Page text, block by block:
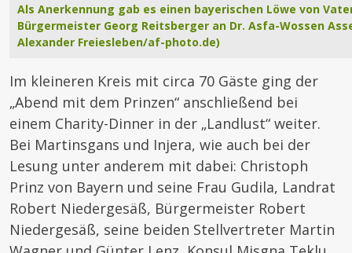
Als Anerkennung gab es einen bayerischen Löwe von
Bürgermeister Georg Reitsberger an Dr. Asfa-Wossen
Alexander Freiesleben/af-photo.de)
Im kleineren Kreis mit circa 70 Gäste ging der
„Abend mit dem Prinzen“ anschließend bei
einem Charity-Dinner in der „Landlust“ weiter.
Bei Martinsgans und Injera, wie auch bei der
Lesung unter anderem mit dabei: Christoph
Prinz von Bayern und seine Frau Gudila, Landrat
Robert Niedergesäß, Bürgermeister Robert
Niedergesäß, seine beiden Stellvertreter Martin